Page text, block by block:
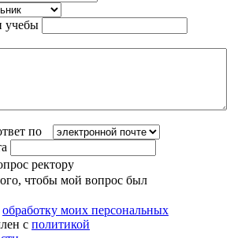
учебы
по
ректору
чтобы мой вопрос был
обработку моих персональных
с политикой